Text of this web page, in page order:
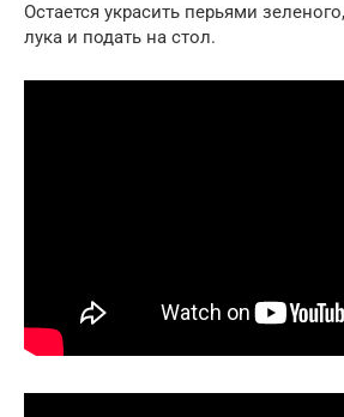
Остается украсить перьями
лука и подать на стол.